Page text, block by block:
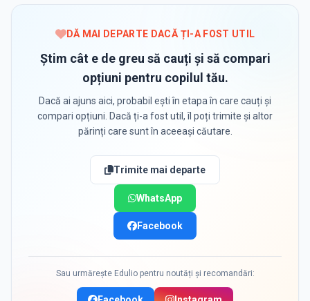
DĂ MAI DEPARTE DACĂ ȚI-A FOST UTIL
Știm cât e de greu să cauți și să compari
opțiuni pentru copilul tău.
Dacă ai ajuns aici, probabil ești în etapa în care cauți și
compari opțiuni. Dacă ți-a fost util, îl poți trimite și altor
părinți care sunt în aceeași căutare.
Trimite mai departe
WhatsApp
Facebook
Sau urmărește Edulio pentru noutăți și recomandări: